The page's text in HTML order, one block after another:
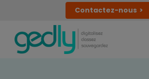
Contactez-nous